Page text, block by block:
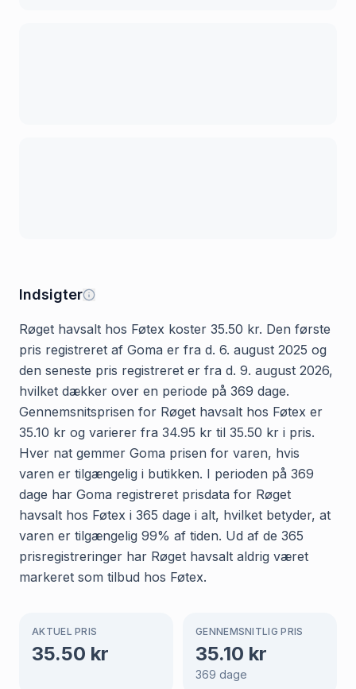
Indsigter
Røget havsalt hos Føtex koster 35.50 kr. Den første
pris registreret af Goma er fra d. 6. august 2025 og
den seneste pris registreret er fra d. 9. august 2026,
hvilket dækker over en periode på 369 dage.
Gennemsnitsprisen for Røget havsalt hos Føtex er
35.10 kr og varierer fra 34.95 kr til 35.50 kr i pris.
Hver nat gemmer Goma prisen for varen, hvis
varen er tilgængelig i butikken. I perioden på 369
dage har Goma registreret prisdata for Røget
havsalt hos Føtex i 365 dage i alt, hvilket betyder, at
varen er tilgængelig 99% af tiden. Ud af de 365
prisregistreringer har Røget havsalt aldrig været
markeret som tilbud hos Føtex.
AKTUEL PRIS
35.50 kr
GENNEMSNITLIG PRIS
35.10 kr
369 dage